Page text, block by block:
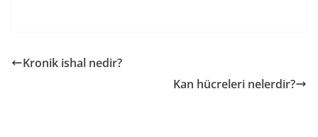
Kronik ishal nedir?
Kan hücreleri nelerdir?